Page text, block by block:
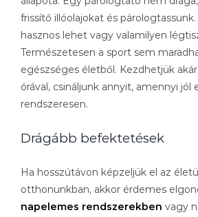
frissítő illóolajokat és
hasznos lehet vagy valamilyen
Természetesen a sport sem
egészséges életből. Kezdhetjük
órával, csináljunk annyit, amennyi jól
rendszeresen.
Drágább befektetések
Ha hosszútávon képzeljük el az
otthonunkban, akkor érdemes
napelemes rendszerekben vagy